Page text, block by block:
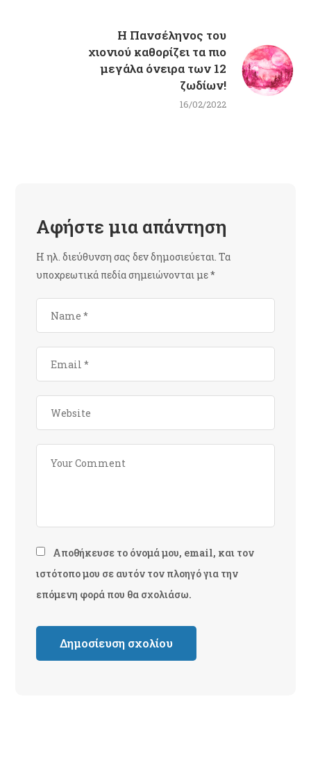
Η Πανσέληνος του
χιονιού καθορίζει τα πιο
μεγάλα όνειρα των 12
ζωδίων!
16/02/2022
Αφήστε μια απάντηση
Η ηλ. διεύθυνση σας δεν δημοσιεύεται. Τα
υποχρεωτικά πεδία σημειώνονται με*
Αποθήκευσε το όνομά μου, email, και τον
ιστότοπο μου σε αυτόν τον πλοηγό για την
επόμενη φορά που θα σχολιάσω.